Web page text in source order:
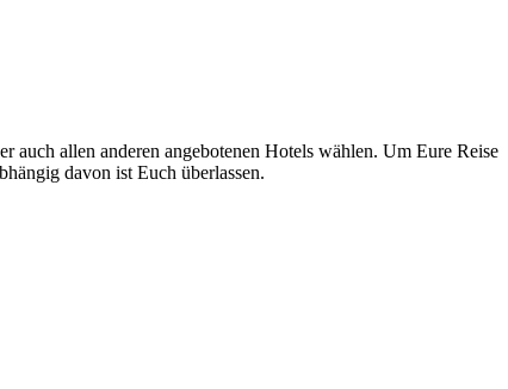
allen anderen angebotenen Hotels wählen. Um Eure Reise
davon ist Euch überlassen.